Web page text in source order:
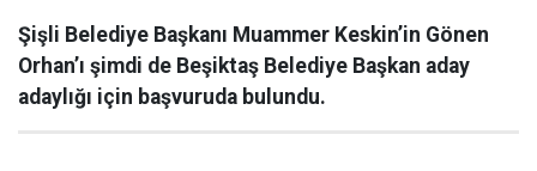
Şişli Belediye Başkanı Muammer Keskin’in Gönen
Orhan’ı şimdi de Beşiktaş Belediye Başkan aday
adaylığı için başvuruda bulundu.